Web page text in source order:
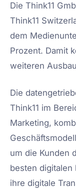
Die Think11
Think11
dem
Prozent. Damit
weiteren
Die
Think11 im
Marketing,
um die Kunden
besten digitalen
ihre digitale